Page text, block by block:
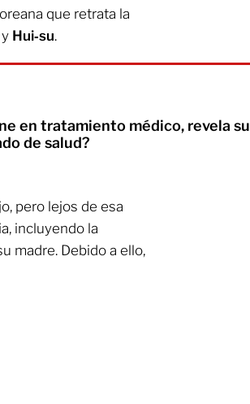
que retrata la
y Hui‑su.
en tratamiento médico, revela su
de salud?
pero lejos de esa
incluyendo la
madre. Debido a ello,